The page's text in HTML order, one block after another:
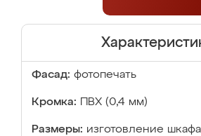
Фасад: фотопечать
Кромка: ПВХ (0,4 мм)
Размеры: изготовление